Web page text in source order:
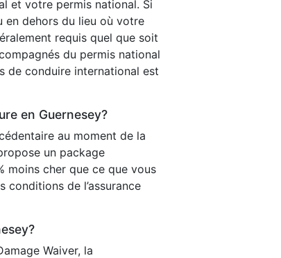
et votre permis national. Si
en dehors du lieu où votre
requis quel que soit
du permis national
de conduire international est
en Guernesey?
au moment de la
un package
moins cher que ce que vous
de l’assurance
Waiver, la